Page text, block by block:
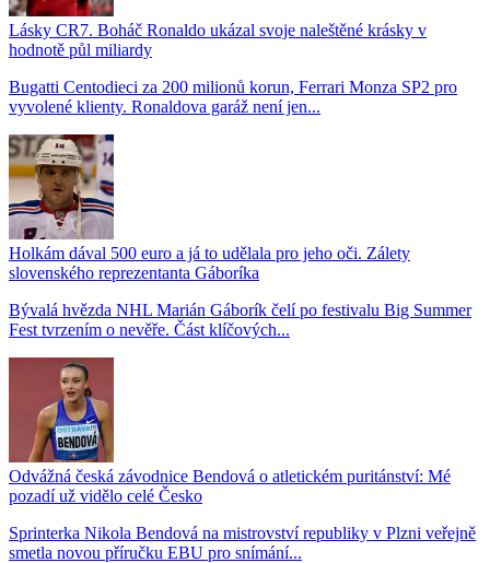
Lásky CR7. Boháč Ronaldo ukázal svoje naleštěné krásky v
hodnotě půl miliardy
Bugatti Centodieci za 200 milionů korun, Ferrari Monza SP2 pro
vyvolené klienty. Ronaldova garáž není jen...
Holkám dával 500 euro a já to udělala pro jeho oči. Zálety
slovenského reprezentanta Gáboríka
Bývalá hvězda NHL Marián Gáborík čelí po festivalu Big Summer
Fest tvrzením o nevěře. Část klíčových...
Odvážná česká závodnice Bendová o atletickém puritánství: Mé
pozadí už vidělo celé Česko
Sprinterka Nikola Bendová na mistrovství republiky v Plzni veřejně
smetla novou příručku EBU pro snímání...